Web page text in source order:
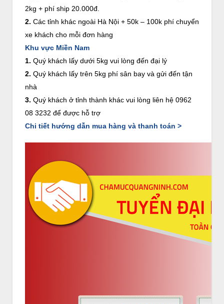
2kg + phí ship 20.000đ.
2. Các tỉnh khác ngoài Hà Nội + 50k – 100k phí chuyển
xe khách cho mỗi đơn hàng
Khu vực Miền Nam
1. Quý khách lấy dưới 5kg vui lòng đến đại lý
2. Quý khách lấy trên 5kg phí sân bay và gửi đến tận
nhà
3. Quý khách ở tỉnh thành khác vui lòng liên hệ 0962
08 3232 để được hỗ trợ
Chi tiết hướng dẫn mua hàng và thanh toán >